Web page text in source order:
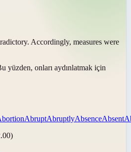
Accordingly, measures were
yüzden, onları aydınlatmak için
AbruptAbruptlyAbsenceAbsent